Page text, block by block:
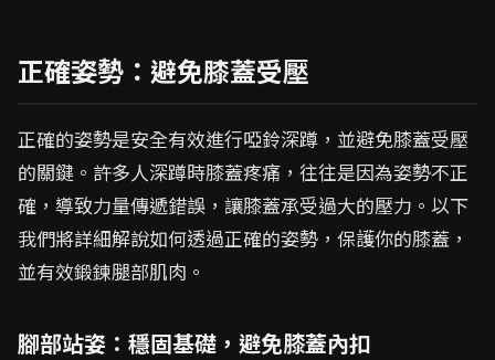
正確姿勢：避免膝蓋受壓
正確的姿勢是安全有效進行啞鈴深蹲，並避免膝蓋受壓
的關鍵。許多人深蹲時膝蓋疼痛，往往是因為姿勢不正
確，導致力量傳遞錯誤，讓膝蓋承受過大的壓力。以下
我們將詳細解說如何透過正確的姿勢，保護你的膝蓋，
並有效鍛鍊腿部肌肉。
腳部站姿：穩固基礎，避免膝蓋內扣